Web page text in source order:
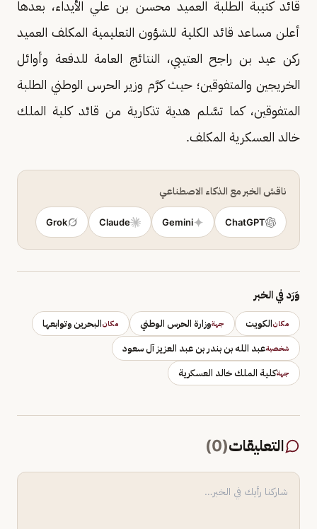
قائد كتيبة الطلبة العميد محسن بن علي الأيداء، بعدها
أعلن مساعد قائد الكلية للشؤون التعليمية المكلف العميد
ركن عيد بن راجح العتيبي، النتائج العامة للدفعة وأوائل
الخريجين والمتفوقين؛ حيث كرَّم وزير الحرس الوطني الطلبة
المتفوقين، كما تسَّلم هدية تذكارية من قائد كلية الملك
خالد العسكرية المكلف.
ناقش الخبر مع الذكاء الاصطناعي
ChatGPT
Gemini
Claude
Grok
وَرَد في الخبر
مكانالكويت جهةوزارة الحرس الوطني مكانالبحرين وتوابعها
شخصيةعبد الله بن بندر بن عبد العزيز آل سعود
جهةكلية الملك خالد العسكرية
التعليقات(
0
)